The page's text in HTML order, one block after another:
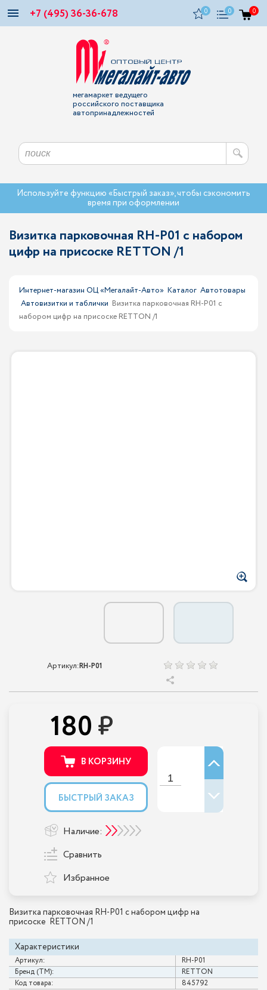
+7 (495) 36-36-678 0 0 0
мегамаркет ведущего
российского поставщика
автопринадлежностей
Используйте функцию «Быстрый заказ», чтобы сэкономить
время при оформлении
Визитка парковочная RH-P01 с набором
цифр на присоске RETTON /1
Интернет-магазин ОЦ «Мегалайт-Авто» Каталог Автотовары
Автовизитки и таблички Визитка парковочная RH-P01 с
набором цифр на присоске RETTON /1
Артикул:RH-P01
Визитка парковочная RH-P01 с набором цифр на
присоске RETTON /1
Характеристики
Артикул:
RH-P01
Бренд (ТМ):
RETTON
Код товара:
845792
180
В КОРЗИНУ
БЫСТРЫЙ ЗАКАЗ
Наличие:
Сравнить
Избранное